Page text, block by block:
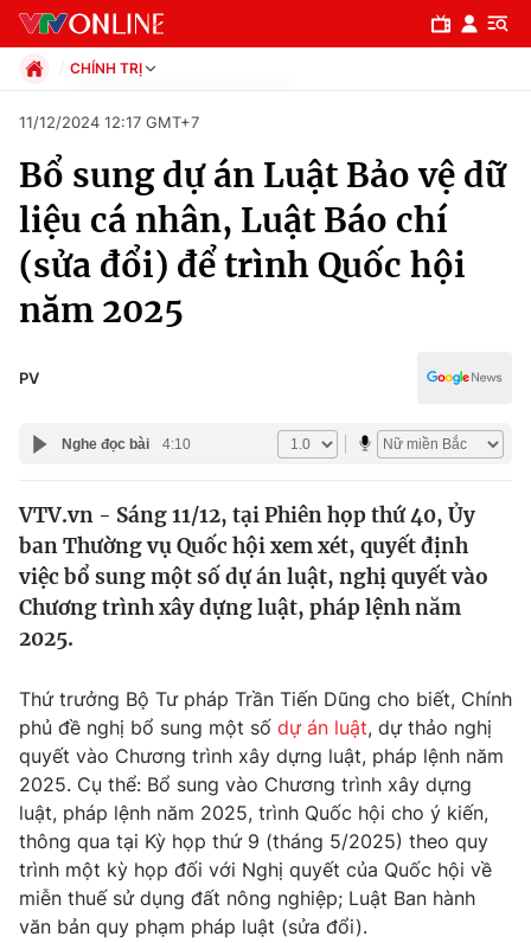
Chuyên mục
Chính trị
Xã hội
Pháp luật
Y tế
Thế giới
Tin tức
Thế giới đó đây
Câu chuyện quốc tế
Kinh tế
Tài chính
Góc doanh nghiệp
Dữ liệu và đời sống
Truyền hình
Phim VTV
Hậu trường
Nhân vật
Khán giả
Giải trí
Điện ảnh
Âm nhạc
Sao
Đời sống
Du lịch
Giáo dục
CHÍNH TRỊ
Xã hội
Pháp luật
Kinh tế
Thể thao
Truyền hình
Văn hóa - Giải trí
Y tế
11/12/2024 12:17 GMT+7
Bổ sung dự án Luật Bảo vệ dữ
liệu cá nhân, Luật Báo chí
(sửa đổi) để trình Quốc hội
năm 2025
PV
Nghe đọc bài 4:10
VTV.vn - Sáng 11/12, tại Phiên họp thứ 40, Ủy
ban Thường vụ Quốc hội xem xét, quyết định
việc bổ sung một số dự án luật, nghị quyết vào
Chương trình xây dựng luật, pháp lệnh năm
2025.
Thứ trưởng Bộ Tư pháp Trần Tiến Dũng cho biết, Chính
phủ đề nghị bổ sung một số dự án luật, dự thảo nghị
quyết vào Chương trình xây dựng luật, pháp lệnh năm
2025. Cụ thể: Bổ sung vào Chương trình xây dựng
luật, pháp lệnh năm 2025, trình Quốc hội cho ý kiến,
thông qua tại Kỳ họp thứ 9 (tháng 5/2025) theo quy
trình một kỳ họp đối với Nghị quyết của Quốc hội về
miễn thuế sử dụng đất nông nghiệp; Luật Ban hành
văn bản quy phạm pháp luật (sửa đổi).